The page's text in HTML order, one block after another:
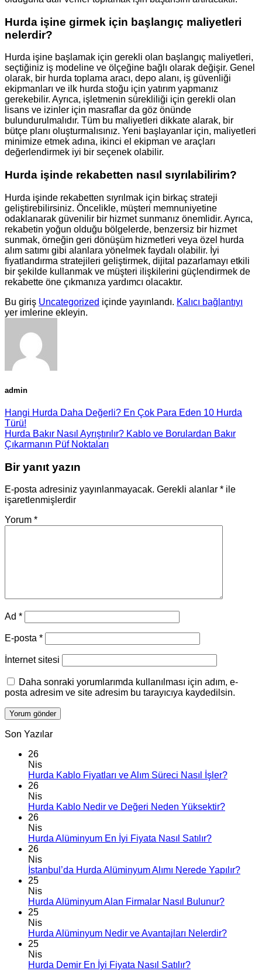
Hurda işine girmek için başlangıç maliyetleri
nelerdir?
Hurda işine başlamak için gerekli olan başlangıç maliyetleri,
seçtiğiniz iş modeline ve ölçeğine bağlı olarak değişir. Genel
olarak, bir hurda toplama aracı, depo alanı, iş güvenliği
ekipmanları ve ilk hurda stoğu için yatırım yapmanız
gerekebilir. Ayrıca, işletmenin sürekliliği için gerekli olan
lisans ve izinler için masraflar da göz önünde
bulundurulmalıdır. Tüm bu maliyetleri dikkate alarak, bir
bütçe planı oluşturmalısınız. Yeni başlayanlar için, maliyetleri
minimize etmek adına, ikinci el ekipman ve araçları
değerlendirmek iyi bir seçenek olabilir.
Hurda işinde rekabetten nasıl sıyrılabilirim?
Hurda işinde rekabetten sıyrılmak için birkaç strateji
geliştirebilirsiniz. Öncelikle, müşteri memnuniyetine
odaklanarak güvenilir bir hizmet sunmanız önemlidir. Ayrıca,
rekabetin yoğun olduğu bölgelerde, benzersiz bir hizmet
sunmak, örneğin geri dönüşüm hizmetleri veya özel hurda
alım satımı gibi alanlara yönelmek faydalı olabilir. İyi
fiyatlandırma stratejileri geliştirmek, dijital pazarlamayı etkili
bir şekilde kullanmak ve müşteri ilişkilerini güçlendirmek de
rekabette öne çıkmanıza yardımcı olacaktır.
Bu giriş Uncategorized içinde yayınlandı. Kalıcı bağlantıyı
yer imlerine ekleyin.
admin
Hangi Hurda Daha Değerli? En Çok Para Eden 10 Hurda
Türü!
Hurda Bakır Nasıl Ayrıştırılır? Kablo ve Borulardan Bakır
Çıkarmanın Püf Noktaları
Bir yanıt yazın
E-posta adresiniz yayınlanmayacak. Gerekli alanlar * ile
işaretlenmişlerdir
Yorum *
Ad *
E-posta *
İnternet sitesi
Daha sonraki yorumlarımda kullanılması için adım, e-
posta adresim ve site adresim bu tarayıcıya kaydedilsin.
Son Yazılar
26
Nis
Hurda Kablo Fiyatları ve Alım Süreci Nasıl İşler?
26
Nis
Hurda Kablo Nedir ve Değeri Neden Yüksektir?
26
Nis
Hurda Alüminyum En İyi Fiyata Nasıl Satılır?
26
Nis
İstanbul’da Hurda Alüminyum Alımı Nerede Yapılır?
25
Nis
Hurda Alüminyum Alan Firmalar Nasıl Bulunur?
25
Nis
Hurda Alüminyum Nedir ve Avantajları Nelerdir?
25
Nis
Hurda Demir En İyi Fiyata Nasıl Satılır?